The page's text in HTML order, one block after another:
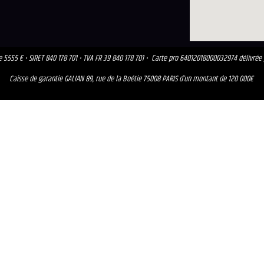
€ • SIRET 840 178 701 • TVA FR 39 840 178 701• Carte pro 64012018000032974 délivrée
Caisse de garantie GALIAN 89, rue de la Boétie 75008 PARIS d’un montant de 120 000€